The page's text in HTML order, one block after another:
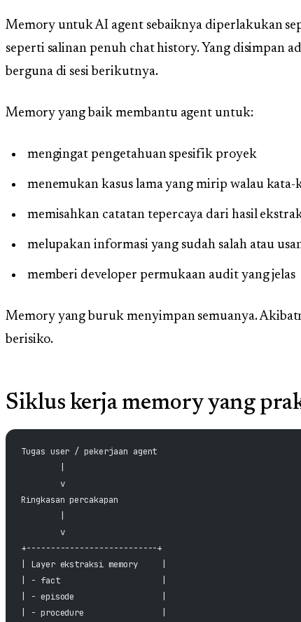
Memory untuk AI agent sebaiknya diperlakukan
seperti salinan penuh chat history. Yang disimpan
berguna di sesi berikutnya.
Memory yang baik membantu agent untuk:
mengingat pengetahuan spesifik proyek
menemukan kasus lama yang mirip walau kata-
memisahkan catatan tepercaya dari hasil
melupakan informasi yang sudah salah atau
memberi developer permukaan audit yang jelas
Memory yang buruk menyimpan semuanya.
berisiko.
Siklus kerja memory yang
Tugas user / pekerjaan agent
        v
Ringkasan percakapan
        v
+---------------------------+
| Layer ekstraksi memory     |
| - fact                     |
| - episode                  |
| - procedure                |